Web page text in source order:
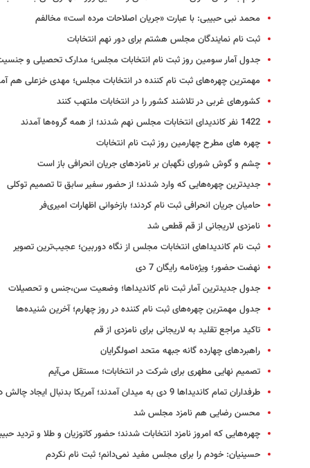
محمد نبی حبیبی: با عبارت «جریان اصلاحات مرده است» مخالفم
ثبت نام نمایندگان مجلس هشتم برای دور نهم انتخابات
جدول آمار سومین روز ثبت نام انتخابات مجلس؛ مدارک تحصیلی و
مهمترین چهره‌های ثبت نام کننده در انتخابات مجلس؛ مهدی خزعلی هم
کشورهای غربی در تلاشند کشور را در انتخابات ملتهب کنند
1422 نفر کاندیدای انتخابات مجلس نهم شدند؛ از همه گروه‌ها آمدند
چهره های مطرح چهارمین روز ثبت نام انتخابات
چشم و گوش شورای نگهبان بر نامزدهای جریان انحرافی باز است
جدیدترین چهره‌هایی که وارد شدند؛ از حضور سفیر سابق تا تصمیم توکلی
حامیان جریان انحرافی ثبت نام کردند؛ بازخوانی اظهارات امیری‌فر
نامزدی لاریجانی از قم قطعی شد
ثبت نام کاندیداهای انتخابات مجلس از نگاه دوربین؛ عجیب‌ترین تصویر
نهضت حضور؛ ویژه‌نامه رایگان 7 دی
جدول جدیدترین آمار ثبت نام کاندیداها؛ وضعیت سن،‌جنس و تحصیلات
جدول مهمترین چهره‌های ثبت نام کننده در روز چهارم؛ آخرین شنیده‌ها
تاکید مراجع تقلید به لاریجانی برای نامزدی از قم
راهبردهای چهارده گانه جبهه متحد اصولگرایان
تصمیم نهایی مطهری برای شرکت در انتخابات؛ مستقل می‌آیم
طرفداران تمام کاندیداها 9 دی به میدان آمدند؛‌ آمریکا بدنبال ایجاد چالش در انتخابات
محسن رضایی هم نامزد مجلس شد
چهره‌هایی که امروز نامزد انتخابات شدند؛ حضور کاتوزیان و طلا و تردید
حسینیان: خودم را برای مجلس مفید نمی‌دانم؛ ثبت نام نکردم